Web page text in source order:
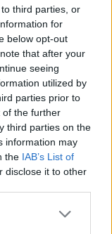
third parties, or
for
below opt-out
that after your
seeing
utilized by
parties prior to
of the further
third parties on the
information may
the IAB’s List of
disclose it to other
εφαρμογής
σε χάρτη με
της ΑΑΔΕ
έρχεται
φορολογικό